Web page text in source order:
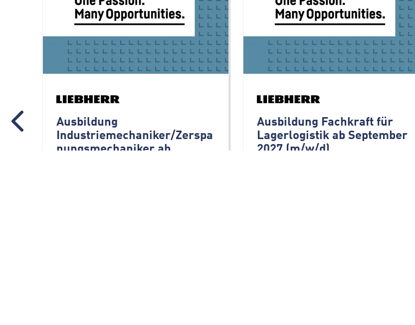
Ausbildung
Industriemechaniker/Zerspa
nungsmechaniker ab
Ausbildung Fachkraft für
Lagerlogistik ab September
2027 (m/w/d)